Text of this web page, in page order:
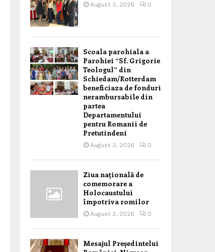
August 3, 2026 0
Scoala parohiala a
Parohiei “Sf. Grigorie
Teologul” din
Schiedam/Rotterdam
beneficiaza de fonduri
nerambursabile din
partea
Departamentului
pentru Romanii de
Pretutindeni
August 3, 2026 0
Ziua națională de
comemorare a
Holocaustului
împotriva romilor
August 2, 2026 0
Mesajul Președintelui